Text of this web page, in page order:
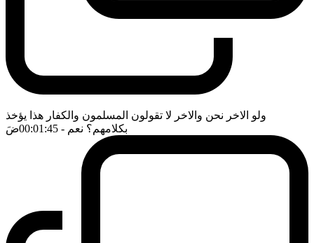
ولو الاخر نحن والاخر لا تقولون المسلمون والكفار هذا يؤخذ
بكلامهم؟ نعم - 00:01:45 ضَ